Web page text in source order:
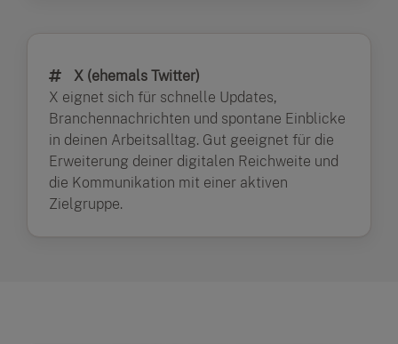
X (ehemals Twitter)
X eignet sich für schnelle Updates,
Branchennachrichten und spontane Einblicke
in deinen Arbeitsalltag. Gut geeignet für die
Erweiterung deiner digitalen Reichweite und
die Kommunikation mit einer aktiven
Zielgruppe.